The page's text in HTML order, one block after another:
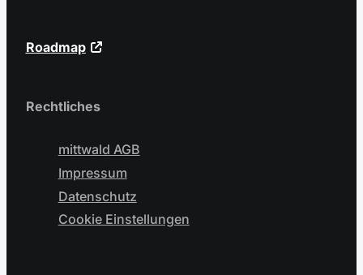
Roadmap
Rechtliches
mittwald AGB
Impressum
Datenschutz
Cookie Einstellungen